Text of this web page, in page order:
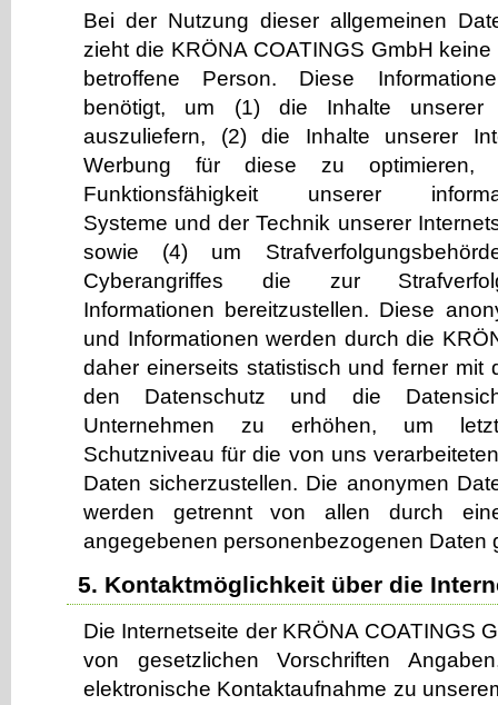
Bei der Nutzung dieser allgemeinen
zieht die KRÖNA COATINGS GmbH
betroffene Person. Diese
benötigt, um (1) die Inhalte unserer
auszuliefern, (2) die Inhalte unserer
Werbung für diese zu optimieren,
Funktionsfähigkeit unserer
Systeme und der Technik unserer
sowie (4) um
Cyberangriffes die zur
Informationen bereitzustellen. Diese
und Informationen werden durch die
daher einerseits statistisch und ferner mit
den Datenschutz und die
Unternehmen zu erhöhen, um
Schutzniveau für die von uns
Daten sicherzustellen. Die anonymen
werden getrennt von allen durch
angegebenen personenbezogenen Daten
5. Kontaktmöglichkeit über die
Die Internetseite der KRÖNA COATINGS
von gesetzlichen Vorschriften
elektronische Kontaktaufnahme zu